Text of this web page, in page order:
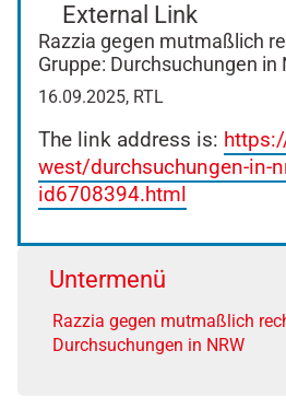
External Link
Razzia gegen mutmaßlich
Gruppe: Durchsuchungen in
16.09.2025, RTL
The link address is:
west/durchsuchungen-in-
id6708394.html
Untermenü
Razzia gegen mutmaßlich
Durchsuchungen in NRW